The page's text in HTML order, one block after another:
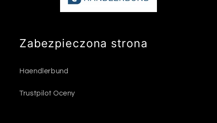
Zabezpieczona strona
Haendlerbund
Trustpilot Oceny